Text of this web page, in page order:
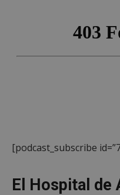
[podcast_subscribe
El Hospital de